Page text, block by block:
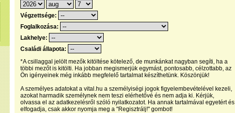
Végzettsége:
Foglalkozása:
Lakhelye:
Családi állapota:
*A csillaggal jelölt mezők kitöltése kötelező, de munkánkat nagyban segíti, ha a
többi mezőt is kitölti. Ha jobban megismerjük egymást, pontosabb, célzottabb, az
Ön igényeinek még inkább megfelelő tartalmat készíthetünk. Köszönjük!
A személyes adatokat a vital.hu a személyiségi jogok figyelembevételével kezeli,
azokat harmadik személynek nem teszi elérhetővé és nem adja ki. Kérjük,
olvassa el az adatkezelésről szóló nyilatkozatot. Ha annak tartalmával egyetért és
elfogadja, csak akkor nyomja meg a "Regisztrálj!" gombot!